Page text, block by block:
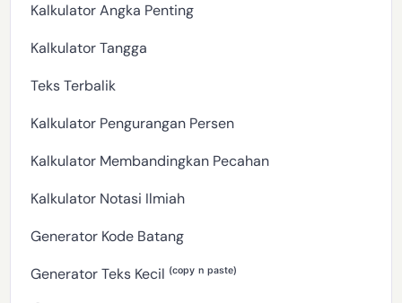
Kalkulator Angka Penting
Kalkulator Tangga
Teks Terbalik
Kalkulator Pengurangan Persen
Kalkulator Membandingkan Pecahan
Kalkulator Notasi Ilmiah
Generator Kode Batang
Generator Teks Kecil ⁽ᶜᵒᵖʸ ⁿ ᵖᵃˢᵗᵉ⁾